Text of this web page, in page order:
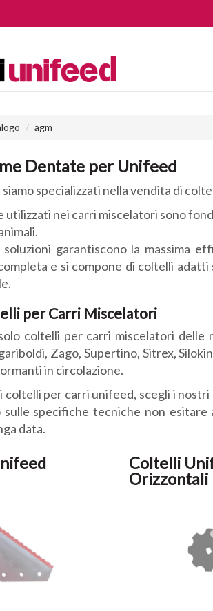
agm
Dentate per Unifeed
specializzati nella vendita di
utilizzati nei carri miscelatori sono
garantiscono la massima
e si compone di coltelli
per Carri Miscelatori
coltelli per carri miscelatori delle
Zago, Supertino, Sitrex,
in circolazione.
coltelli per carri unifeed, scegli i
sulle specifiche tecniche non
data.
Coltelli
Orizzontali